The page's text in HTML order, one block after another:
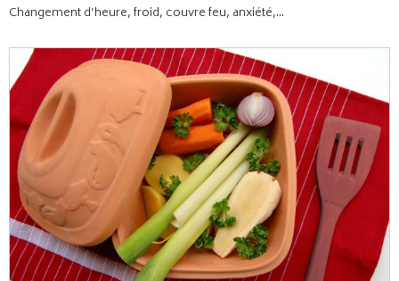
Changement d’heure, froid, couvre feu, anxiété,...